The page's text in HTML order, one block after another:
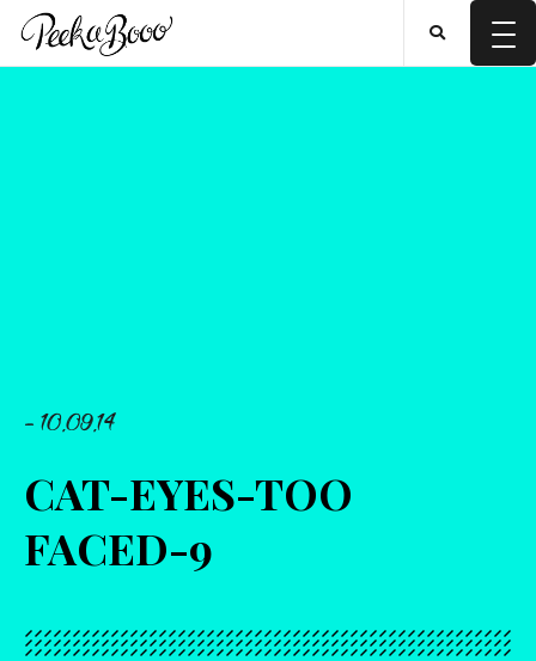
- 10.09.14
CAT-EYES-TOO
FACED-9